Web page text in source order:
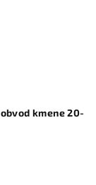
kmene 20-